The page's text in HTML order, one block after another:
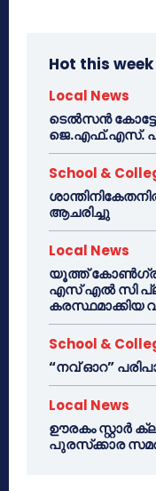
Hot this week
Local News
ടെൽസൻ
ജെ.എഫ്.എസ്.
School &
ആചരിച്ചു
Local News
യൂത്ത്
എസ് എൽ സി
കരസ്ഥമാക്കിയ
School &
“നവ് ഓറ”
Local News
ഊരകം സ്റ്റാർ
പുരസ്‌ക്കാര